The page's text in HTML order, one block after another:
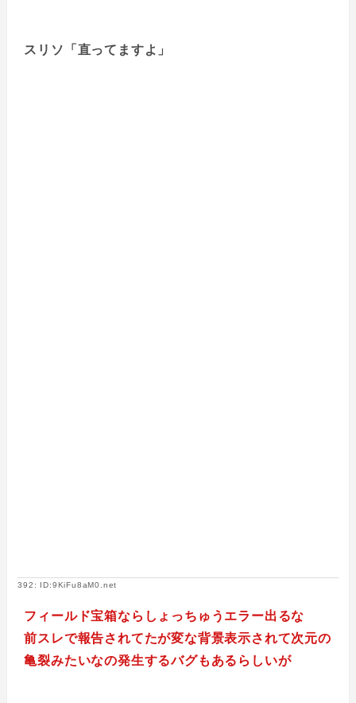
スリソ「直ってますよ」
392: ID:9KiFu8aM0.net
フィールド宝箱ならしょっちゅうエラー出るな
前スレで報告されてたが変な背景表示されて次元の
亀裂みたいなの発生するバグもあるらしいが